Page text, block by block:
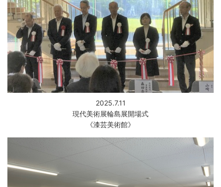
2025.7.11
現代美術展輪島展開場式
《漆芸美術館》